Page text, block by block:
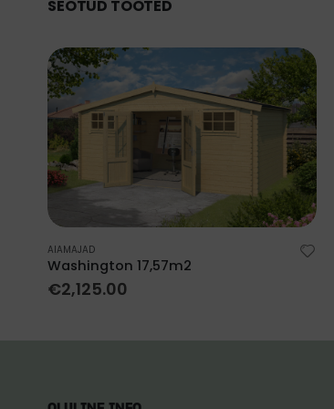
SEOTUD TOOTED
AIAMAJAD
Washington 17,57m2
€2,125.00